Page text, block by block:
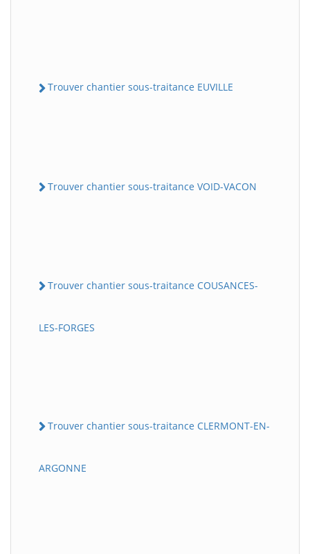
Trouver chantier sous-traitance EUVILLE
Trouver chantier sous-traitance VOID-VACON
Trouver chantier sous-traitance COUSANCES-
LES-FORGES
Trouver chantier sous-traitance CLERMONT-EN-
ARGONNE